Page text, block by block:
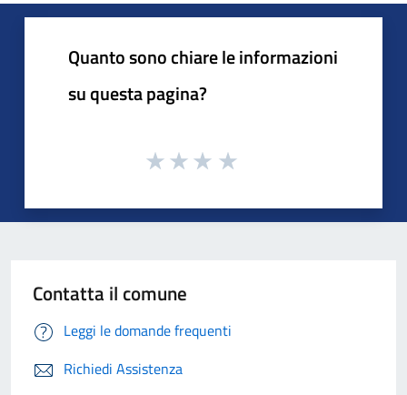
Quanto sono chiare le informazioni
su questa pagina?
Contatta il comune
Leggi le domande frequenti
Richiedi Assistenza